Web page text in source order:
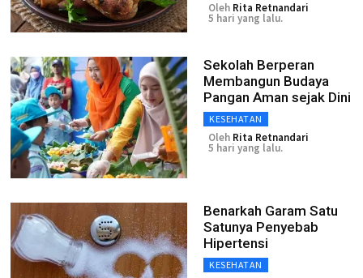
Oleh Rita Retnandari
5 hari yang lalu.
Sekolah Berperan
Membangun Budaya
Pangan Aman sejak Dini
KESEHATAN
Oleh Rita Retnandari
5 hari yang lalu.
Benarkah Garam Satu
Satunya Penyebab
Hipertensi
KESEHATAN